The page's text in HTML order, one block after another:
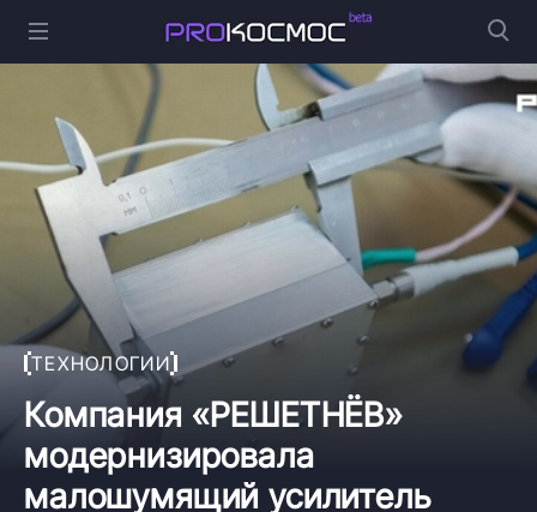
ТЕХНОЛОГИИ
Компания «РЕШЕТНЁВ»
модернизировала
малошумящий усилитель